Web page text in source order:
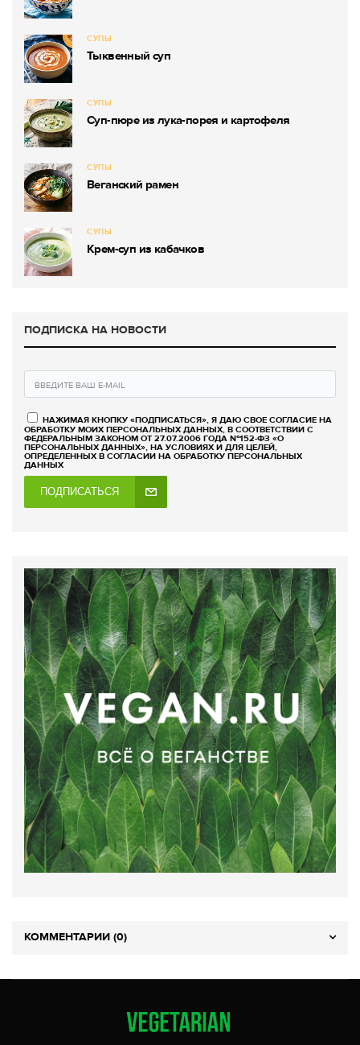
СУПЫ
Тыквенный суп
СУПЫ
Суп-пюре из лука-порея и картофеля
СУПЫ
Веганский рамен
СУПЫ
Крем-суп из кабачков
ПОДПИСКА НА НОВОСТИ
НАЖИМАЯ КНОПКУ «ПОДПИСАТЬСЯ», Я ДАЮ СВОЕ СОГЛАСИЕ НА
ОБРАБОТКУ МОИХ ПЕРСОНАЛЬНЫХ ДАННЫХ, В СООТВЕТСТВИИ С
ФЕДЕРАЛЬНЫМ ЗАКОНОМ ОТ 27.07.2006 ГОДА №152-ФЗ «О
ПЕРСОНАЛЬНЫХ ДАННЫХ», НА УСЛОВИЯХ И ДЛЯ ЦЕЛЕЙ,
ОПРЕДЕЛЕННЫХ В СОГЛАСИИ НА ОБРАБОТКУ ПЕРСОНАЛЬНЫХ
ДАННЫХ
ПОДПИСАТЬСЯ
КОММЕНТАРИИ (0)